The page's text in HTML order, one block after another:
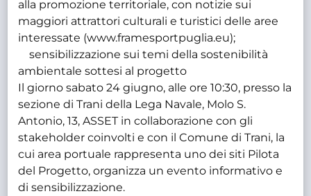
alla promozione territoriale, con notizie sui
maggiori attrattori culturali e turistici delle aree
interessate (www.framesportpuglia.eu);
sensibilizzazione sui temi della sostenibilità
ambientale sottesi al progetto
Il giorno sabato 24 giugno, alle ore 10:30, presso la
sezione di Trani della Lega Navale, Molo S.
Antonio, 13, ASSET in collaborazione con gli
stakeholder coinvolti e con il Comune di Trani, la
cui area portuale rappresenta uno dei siti Pilota
del Progetto, organizza un evento informativo e
di sensibilizzazione.